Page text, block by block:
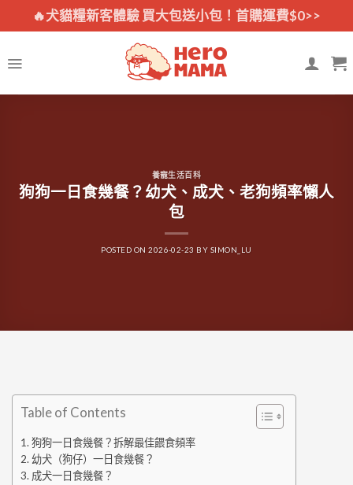
🔥犬貓糧新客體驗 買大包送小包！首購運費$0>>
養寵生活百科
狗狗一日食幾餐？幼犬、成犬、老狗頻率懶人
包
POSTED ON2026-02-23 BY SIMON_LU
Table of Contents
狗狗一日食幾餐？拆解最佳餵食頻率
幼犬（狗仔）一日食幾餐？
成犬一日食幾餐？